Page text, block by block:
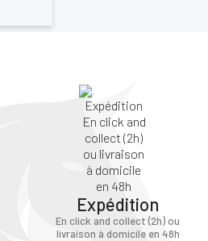
Expédition
En click and collect (2h) ou
livraison à domicile en 48h